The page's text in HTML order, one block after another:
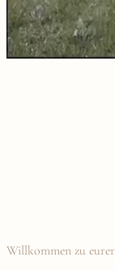
Willkommen zu